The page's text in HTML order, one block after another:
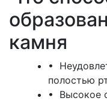
камня
•
полостью
• Высокое